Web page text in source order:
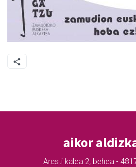
aikor
Aresti kalea 2, behea -